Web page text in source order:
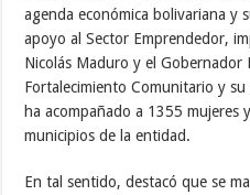
agenda económica bolivariana y
apoyo al Sector Emprendedor,
Nicolás Maduro y el Gobernador
Fortalecimiento Comunitario y
ha acompañado a 1355 mujeres
municipios de la entidad.
En tal sentido, destacó que se